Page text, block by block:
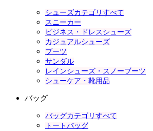
シューズカテゴリすべて
スニーカー
ビジネス・ドレスシューズ
カジュアルシューズ
ブーツ
サンダル
レインシューズ・スノーブーツ
シューケア・靴用品
バッグ
バッグカテゴリすべて
トートバッグ